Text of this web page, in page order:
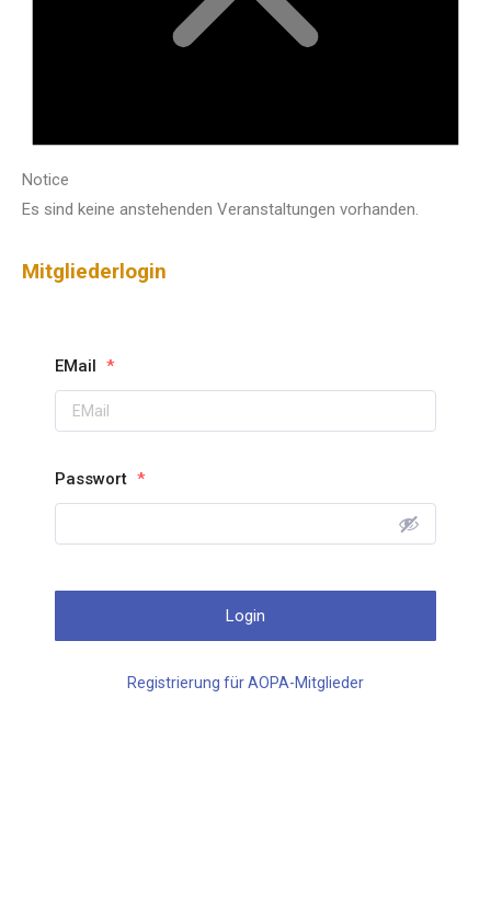
Notice
Es sind keine anstehenden Veranstaltungen vorhanden.
Mitgliederlogin
EMail *
Passwort *
Registrierung für AOPA-Mitglieder